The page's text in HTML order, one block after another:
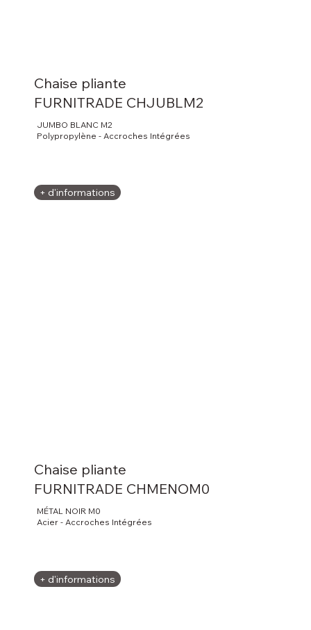
Chaise pliante
FURNITRADE CHJUBLM2
JUMBO BLANC M2
Polypropylène - Accroches Intégrées
+ d'informations
Chaise pliante
FURNITRADE CHMENOM0
MÉTAL NOIR M0
Acier - Accroches Intégrées
+ d'informations